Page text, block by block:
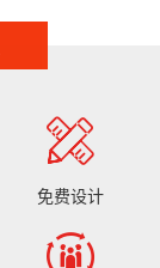
免费设计